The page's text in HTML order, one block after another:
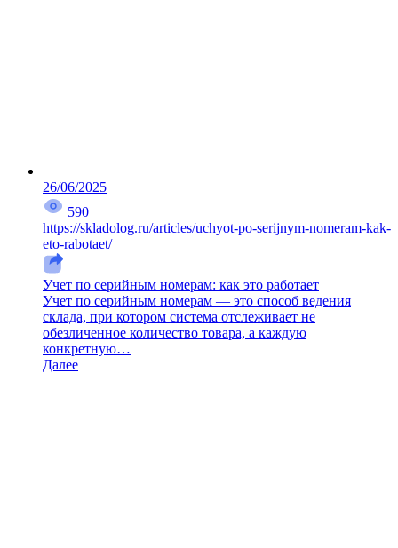
26/06/2025
590
https://skladolog.ru/articles/uchyot-po-serijnym-nomeram-kak-
eto-rabotaet/
Учет по серийным номерам: как это работает
Учет по серийным номерам — это способ ведения
склада, при котором система отслеживает не
обезличенное количество товара, а каждую
конкретную…
Далее